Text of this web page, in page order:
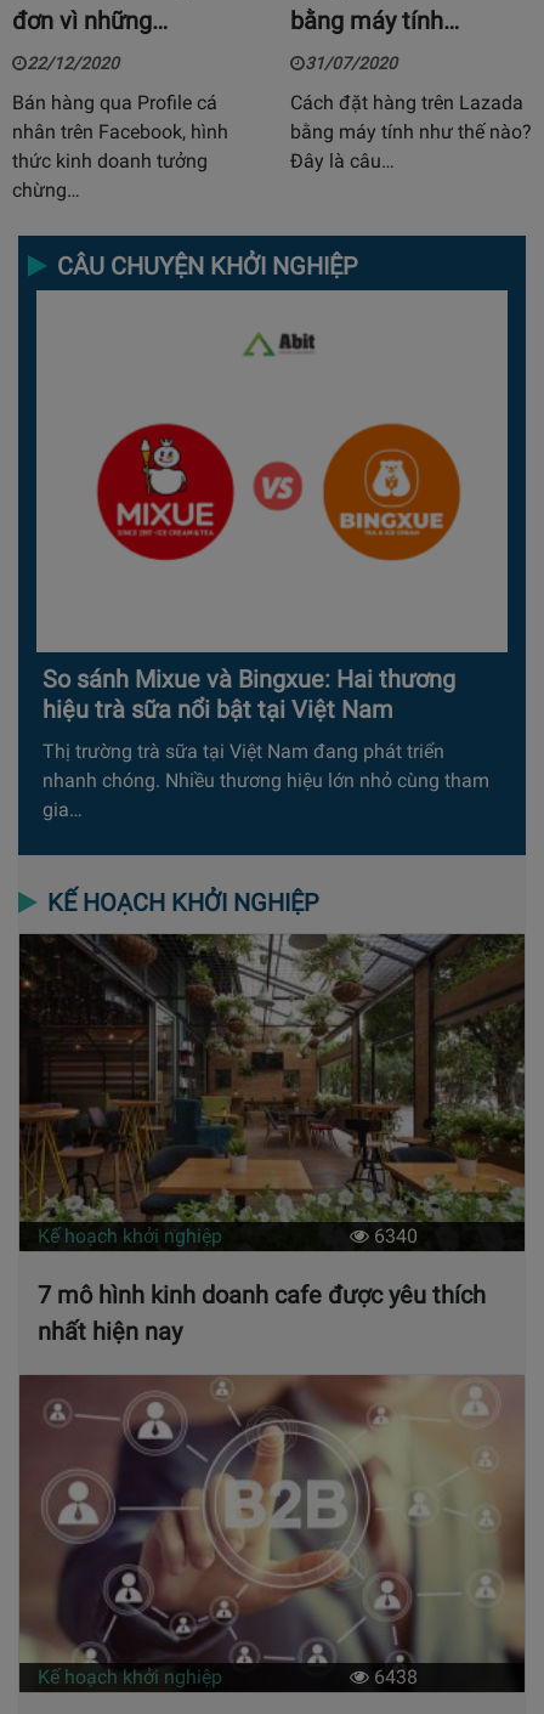
đơn vì những…
22/12/2020
Bán hàng qua Profile cá
nhân trên Facebook, hình
thức kinh doanh tưởng
chừng…
bằng máy tính…
31/07/2020
Cách đặt hàng trên Lazada
bằng máy tính như thế nào?
Đây là câu…
CÂU CHUYỆN KHỞI NGHIỆP
So sánh Mixue và Bingxue: Hai thương
hiệu trà sữa nổi bật tại Việt Nam
Thị trường trà sữa tại Việt Nam đang phát triển
nhanh chóng. Nhiều thương hiệu lớn nhỏ cùng tham
gia…
KẾ HOẠCH KHỞI NGHIỆP
Kế hoạch khởi nghiệp 6340
7 mô hình kinh doanh cafe được yêu thích
nhất hiện nay
Kế hoạch khởi nghiệp 6438